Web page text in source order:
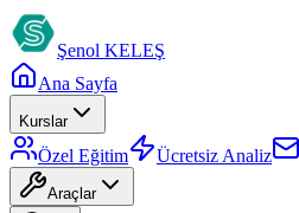
Şenol KELEŞ
Ana Sayfa
Kurslar
Özel Eğitim Ücretsiz Analiz
Araçlar